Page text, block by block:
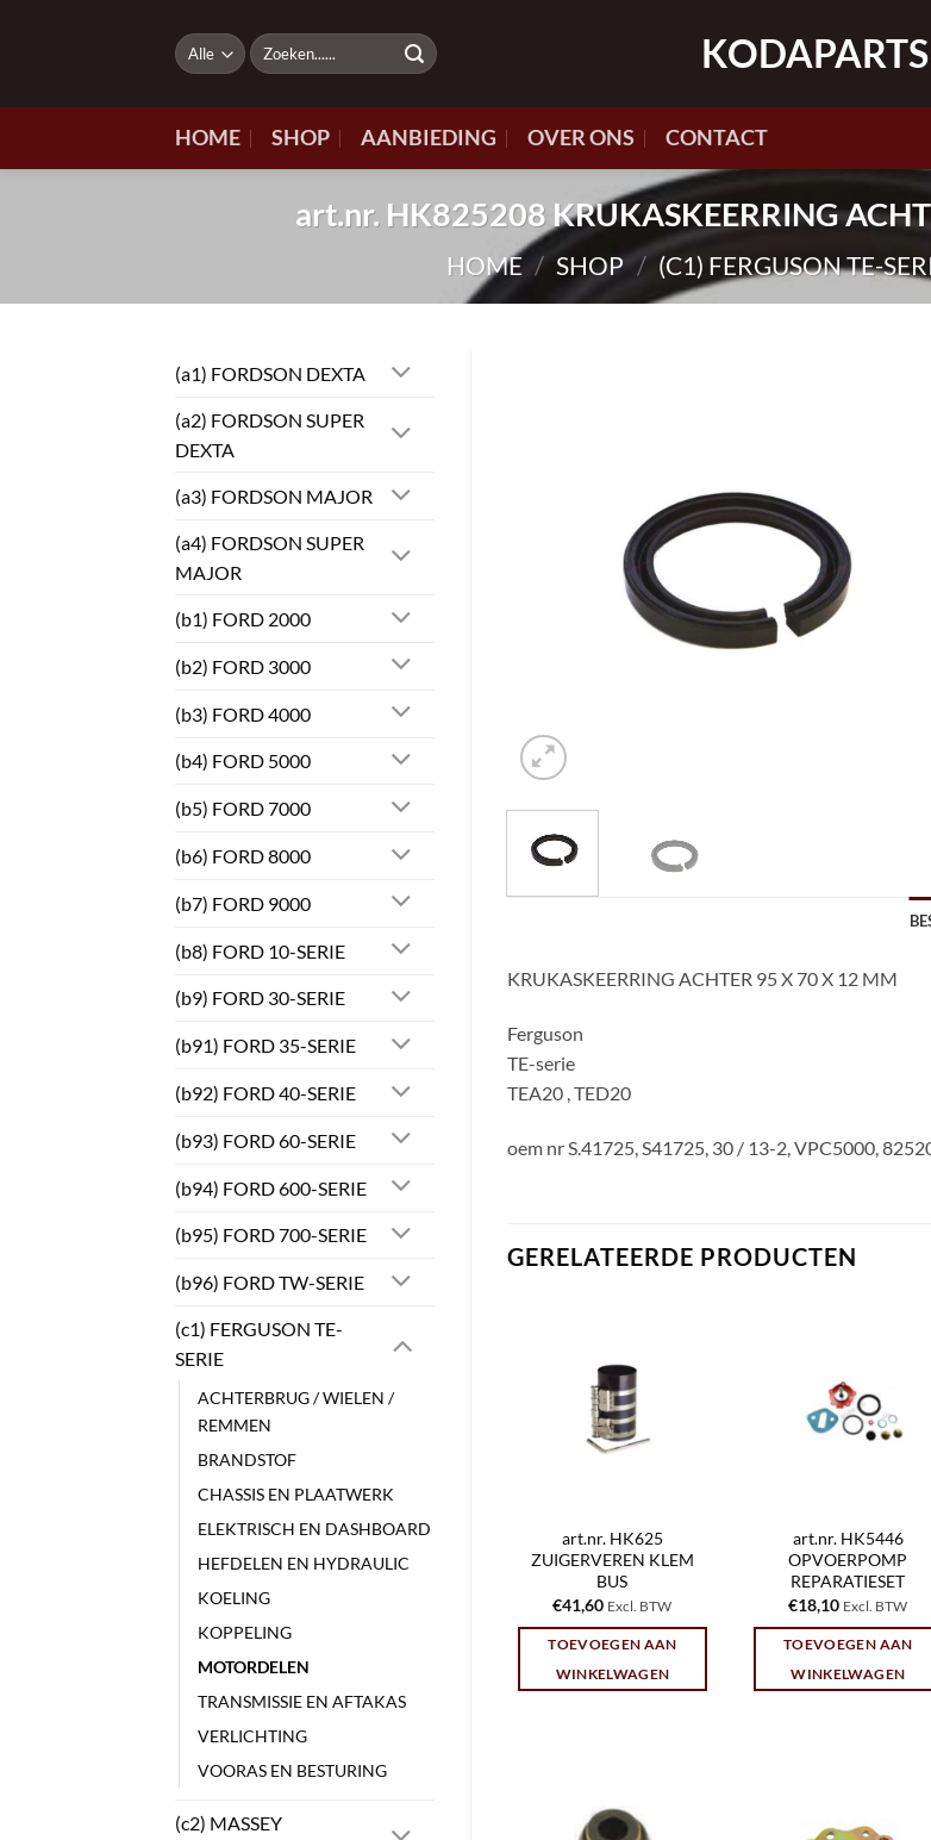
KODAPARTS
Zoeken
naar:
HOME SHOP AANBIEDING OVER ONS CONTACT
art.nr. HK825208 KRUKASKEERRING
HOME / SHOP / (C1) FERGUSON TE-
(a1) FORDSON DEXTA
(a2) FORDSON SUPER
DEXTA
(a3) FORDSON MAJOR
(a4) FORDSON SUPER
MAJOR
(b1) FORD 2000
(b2) FORD 3000
(b3) FORD 4000
(b4) FORD 5000
(b5) FORD 7000
(b6) FORD 8000
(b7) FORD 9000
(b8) FORD 10-SERIE
(b9) FORD 30-SERIE
(b91) FORD 35-SERIE
(b92) FORD 40-SERIE
(b93) FORD 60-SERIE
(b94) FORD 600-SERIE
(b95) FORD 700-SERIE
(b96) FORD TW-SERIE
(c1) FERGUSON TE-
SERIE
ACHTERBRUG / WIELEN /
REMMEN
BRANDSTOF
CHASSIS EN PLAATWERK
ELEKTRISCH EN DASHBOARD
HEFDELEN EN HYDRAULIC
KOELING
KOPPELING
MOTORDELEN
TRANSMISSIE EN AFTAKAS
VERLICHTING
VOORAS EN BESTURING
(c2) MASSEY
KRUKASKEERRING ACHTER 95 X 70 X 12 MM
Ferguson
TE-serie
TEA20 , TED20
oem nr S.41725, S41725, 30 / 13-2, VPC5000,
GERELATEERDE PRODUCTEN
art.nr. HK625
ZUIGERVEREN KLEM
BUS
€41,60 Excl. BTW
TOEVOEGEN AAN
WINKELWAGEN
art.nr. HK5446
OPVOERPOMP
REPARATIESET
€18,10 Excl. BTW
TOEVOEGEN AAN
WINKELWAGEN